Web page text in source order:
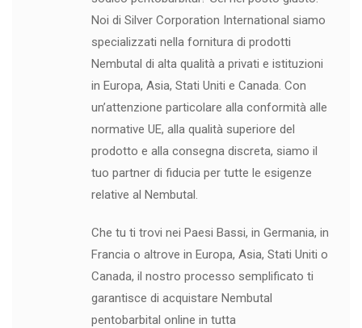
Noi di Silver Corporation International siamo
specializzati nella fornitura di prodotti
Nembutal di alta qualità a privati e istituzioni
in Europa, Asia, Stati Uniti e Canada. Con
un’attenzione particolare alla conformità alle
normative UE, alla qualità superiore del
prodotto e alla consegna discreta, siamo il
tuo partner di fiducia per tutte le esigenze
relative al Nembutal.
Che tu ti trovi nei Paesi Bassi, in Germania, in
Francia o altrove in Europa, Asia, Stati Uniti o
Canada, il nostro processo semplificato ti
garantisce di acquistare Nembutal
pentobarbital online in tutta